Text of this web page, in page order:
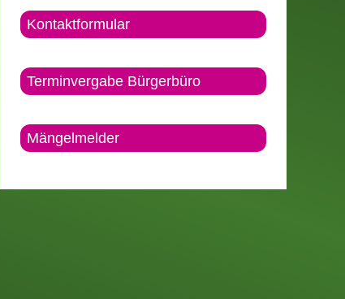
Kontaktformular
Terminvergabe Bürgerbüro
Mängelmelder